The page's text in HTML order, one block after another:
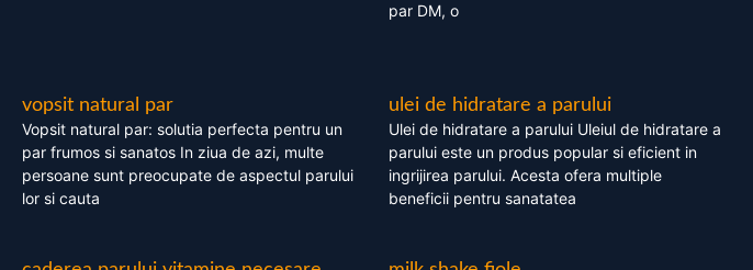
par DM, o
vopsit natural par
Vopsit natural par: solutia perfecta pentru un
par frumos si sanatos In ziua de azi, multe
persoane sunt preocupate de aspectul parului
lor si cauta
ulei de hidratare a parului
Ulei de hidratare a parului Uleiul de hidratare a
parului este un produs popular si eficient in
ingrijirea parului. Acesta ofera multiple
beneficii pentru sanatatea